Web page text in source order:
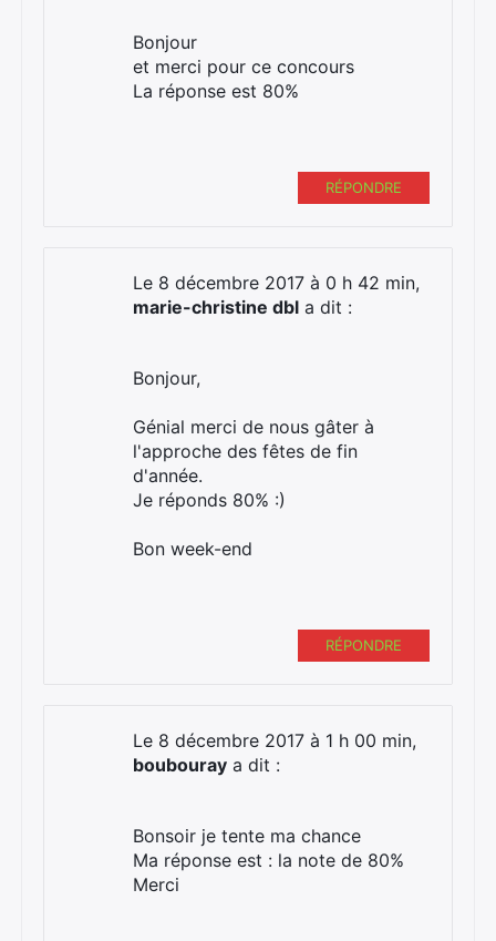
Bonjour
et merci pour ce concours
La réponse est 80%
RÉPONDRE
Le 8 décembre 2017 à 0 h 42 min,
marie-christine dbl a dit :
Bonjour,
Génial merci de nous gâter à
l'approche des fêtes de fin
d'année.
Je réponds 80% :)
Bon week-end
RÉPONDRE
Le 8 décembre 2017 à 1 h 00 min,
boubouray a dit :
Bonsoir je tente ma chance
Ma réponse est : la note de 80%
Merci